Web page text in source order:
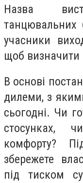
Назва
танцювальних
учасники
щоб
В основі
дилеми, з
сьогодні. Чи
стосунках,
комфорту?
збережете
під тиском